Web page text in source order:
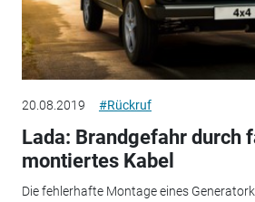
20.08.2019 #Rückruf
Lada: Brandgefahr durch
montiertes Kabel
Die fehlerhafte Montage eines